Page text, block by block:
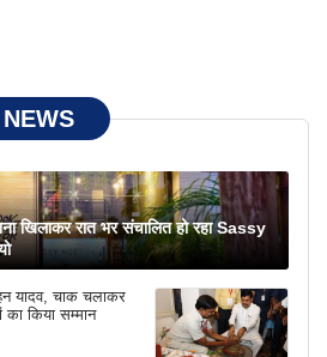
खिलाकर रात भर संचालित हो रहा Sassy
यादव, चाक चलाकर
का किया सम्मान